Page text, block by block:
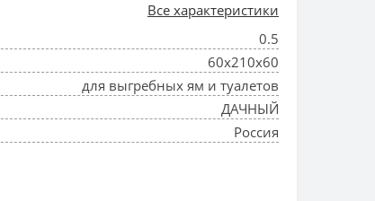
Все характеристики
0.5
60х210х60
для выгребных ям и туалетов
ДАЧНЫЙ
Россия